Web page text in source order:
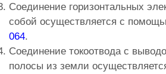
Соединение горизонтальных
собой осуществляется с
064.
Соединение токоотвода с
полосы из земли